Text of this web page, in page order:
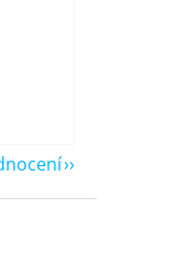
je 5 z 5 hvězdiček.